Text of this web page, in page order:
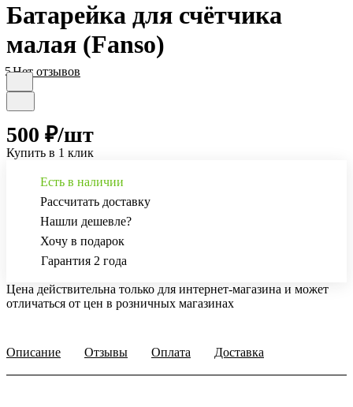
Батарейка для счётчика
малая (Fanso)
5Нет отзывов
500 ₽/шт
Купить в 1 клик
Есть в наличии
Рассчитать доставку
Нашли дешевле?
Хочу в подарок
Гарантия 2 года
Цена действительна только для интернет-магазина и может
отличаться от цен в розничных магазинах
Описание Отзывы Оплата Доставка